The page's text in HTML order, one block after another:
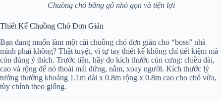
Chuồng chó bằng gỗ nhỏ gọn và tiện lợi
Thiết Kế Chuồng Chó Đơn Giản
Bạn đang muốn làm một cái chuồng chó đơn giản cho “boss” nhà
mình phải không? Thật tuyệt, vì tự tay thiết kế không chỉ tiết kiệm mà
còn đúng ý thích. Trước tiên, hãy đo kích thước cún cưng: chiều dài,
cao và rộng để nó thoải mái đứng, nằm, xoay người. Kích thước lý
tưởng thường khoảng 1.1m dài x 0.8m rộng x 0.8m cao cho chó vừa,
tùy chỉnh theo giống.